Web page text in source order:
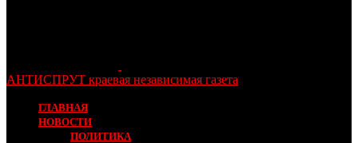
АНТИСПРУТ краевая независимая газета
ГЛАВНАЯ
НОВОСТИ
ПОЛИТИКА